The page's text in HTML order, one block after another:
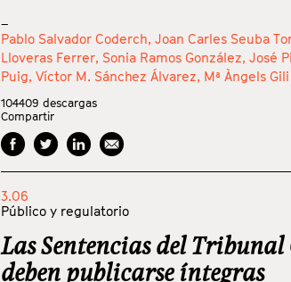
_
Pablo Salvador Coderch, Joan Carles Seuba
Lloveras Ferrer, Sonia Ramos González, José
Puig, Víctor M. Sánchez Álvarez, Mª Àngels
104409 descargas
Compartir
3.06
Público y regulatorio
Las Sentencias del
deben publicarse íntegras